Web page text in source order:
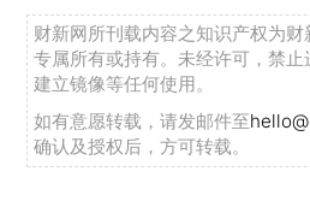
财新网所刊载内容之知识产权为
专属所有或持有。未经许可，禁
建立镜像等任何使用。
如有意愿转载，请发邮件至
确认及授权后，方可转载。